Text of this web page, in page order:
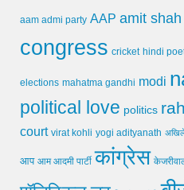
aam admi party AAP amit shah
congress cricket hindi
elections mahatma gandhi modi
political love politics
court virat kohli yogi adityanath
आप आम आदमी पार्टी कांग्रेस